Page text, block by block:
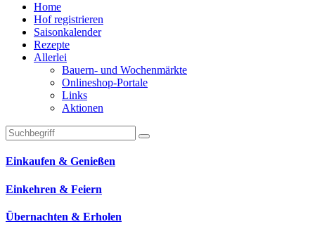
Home
Hof registrieren
Saisonkalender
Rezepte
Allerlei
Bauern- und Wochenmärkte
Onlineshop-Portale
Links
Aktionen
Technisches Feld: Suchfeld
Technisches Feld: Suchbutton
Suche absenden
Einkaufen & Genießen
Einkehren & Feiern
Übernachten & Erholen